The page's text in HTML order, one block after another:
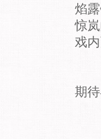
焰
惊
戏
期